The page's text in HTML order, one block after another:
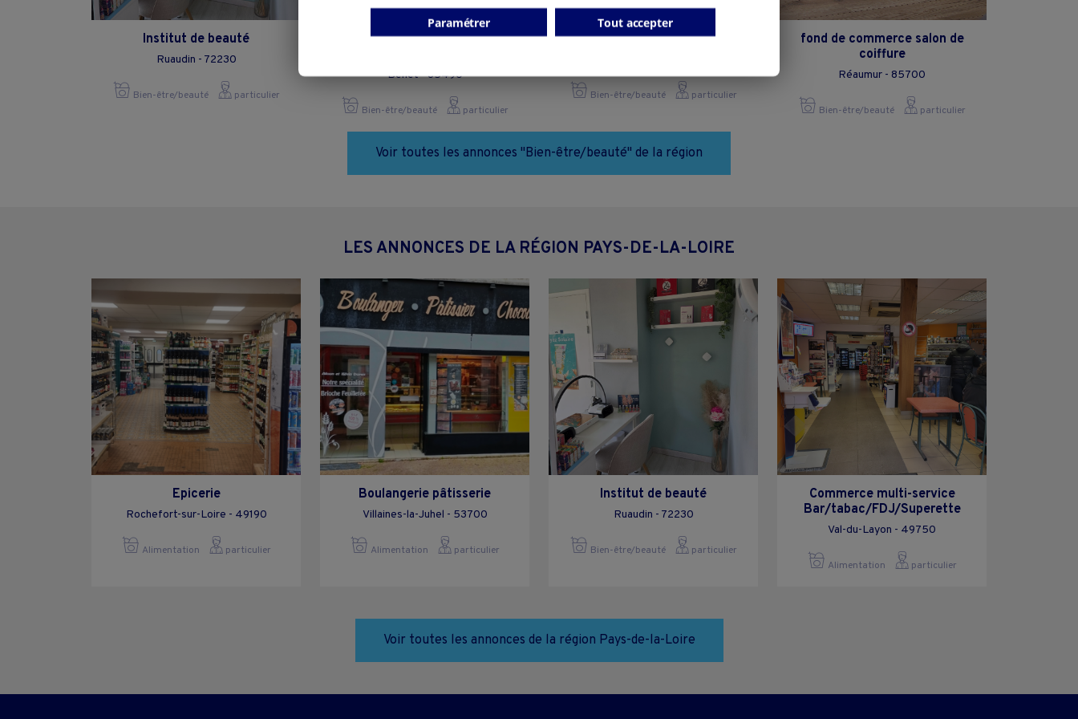
Institut de beauté
Ruaudin - 72230
Bien-être/beauté particulier
Institut de beauté spécialisé
Benet - 85490
Bien-être/beauté particulier
Salon de coiffure
Bien-être/beauté particulier
fond de commerce salon de
coiffure
Réaumur - 85700
Bien-être/beauté particulier
Voir toutes les annonces "Bien-être/beauté" de la région
LES ANNONCES DE LA RÉGION PAYS-DE-LA-LOIRE
Epicerie
Rochefort-sur-Loire - 49190
Alimentation particulier
Boulangerie pâtisserie
Villaines-la-Juhel - 53700
Alimentation particulier
Institut de beauté
Ruaudin - 72230
Bien-être/beauté particulier
Commerce multi-service
Bar/tabac/FDJ/Superette
Val-du-Layon - 49750
Alimentation particulier
Voir toutes les annonces de la région Pays-de-la-Loire
Paramétrer Tout accepter